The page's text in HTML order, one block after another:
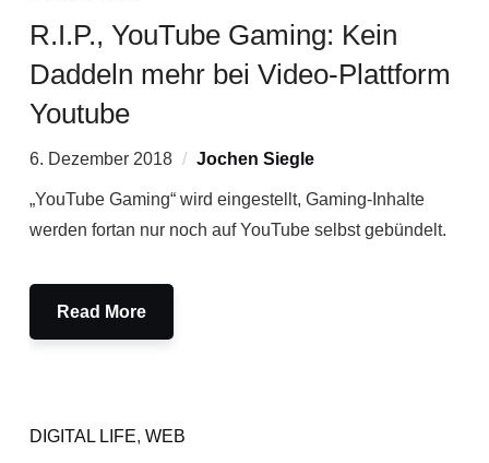
R.I.P., YouTube Gaming: Kein
Daddeln mehr bei Video-Plattform
Youtube
6. Dezember 2018 Jochen Siegle
„YouTube Gaming“ wird eingestellt, Gaming-Inhalte
werden fortan nur noch auf YouTube selbst gebündelt.
Read More
DIGITAL LIFE, WEB